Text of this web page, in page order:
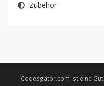
Zubehör
Codesgator.com ist eine